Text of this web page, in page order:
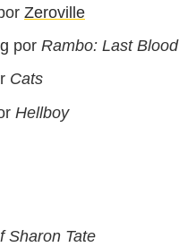
Zeroville
por Rambo: Last Blood
Cats
Hellboy
Sharon Tate